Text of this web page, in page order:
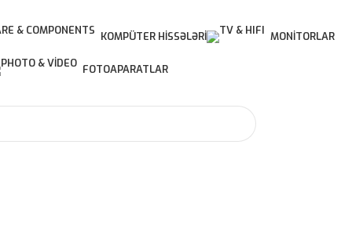
KOMPÜTER HISSƏLƏRI MONITORLAR
FOTOAPARATLAR